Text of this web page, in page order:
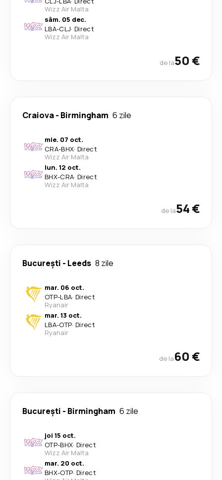
Wizz Air Malta
sâm. 05 dec.
LBA-CLJ· Direct
Wizz Air Malta
de la50 €
Craiova- Birmingham 6 zile
mie. 07 oct.
CRA-BHX· Direct
Wizz Air Malta
lun. 12 oct.
BHX-CRA· Direct
Wizz Air Malta
de la54 €
București - Leeds 8 zile
mar. 06 oct.
OTP-LBA· Direct
Ryanair
mar. 13 oct.
LBA-OTP· Direct
Ryanair
de la60 €
București - Birmingham 6 zile
joi 15 oct.
OTP-BHX· Direct
Wizz Air Malta
mar. 20 oct.
BHX-OTP· Direct